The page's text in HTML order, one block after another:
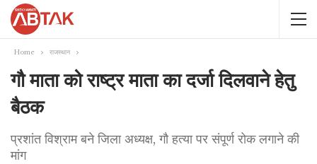
Home राजस्थान
गौ माता को राष्ट्र माता का दर्जा दिलवाने हेतु
बैठक
प्रशांत विश्राम बने जिला अध्यक्ष, गौ हत्या पर संपूर्ण रोक लगाने की
मांग